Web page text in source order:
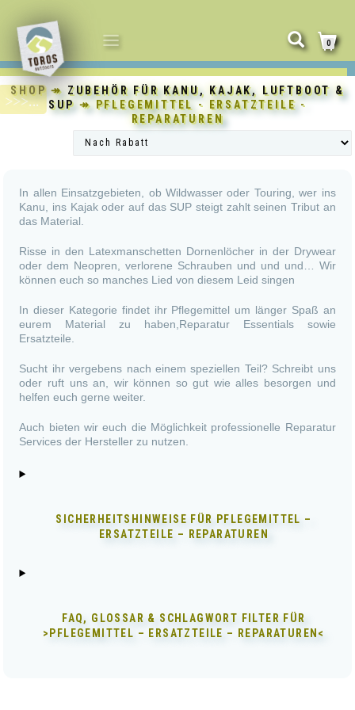
NAVIGATION
UMSCHALTEN
0
SHOP↠ ZUBEHÖR FÜR KANU, KAJAK, LUFTBOOT &
SUP ↠ PFLEGEMITTEL - ERSATZTEILE -
REPARATUREN
In allen Einsatzgebieten, ob Wildwasser oder Touring, wer ins
Kanu, ins Kajak oder auf das SUP steigt zahlt seinen Tribut an
das Material.
Risse in den Latexmanschetten Dornenlöcher in der Drywear
oder dem Neopren, verlorene Schrauben und und und… Wir
können euch so manches Lied von diesem Leid singen
In dieser Kategorie findet ihr Pflegemittel um länger Spaß an
eurem Material zu haben,Reparatur Essentials sowie
Ersatzteile.
Sucht ihr vergebens nach einem speziellen Teil? Schreibt uns
oder ruft uns an, wir können so gut wie alles besorgen und
helfen euch gerne weiter.
Auch bieten wir euch die Möglichkeit professionelle Reparatur
Services der Hersteller zu nutzen.
SICHERHEITSHINWEISE FÜR
PFLEGEMITTEL –
ERSATZTEILE – REPARATUREN
FAQ, GLOSSAR & SCHLAGWORT FILTER FÜR
>PFLEGEMITTEL – ERSATZTEILE – REPARATUREN<